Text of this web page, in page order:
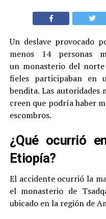
Un deslave provocado
menos 14 personas
un monasterio del
fieles participaban en
bendita. Las autoridades
creen que podría haber
escombros.
¿Qué ocurrió
Etiopía?
El accidente ocurrió la
el monasterio de
ubicado en la región de